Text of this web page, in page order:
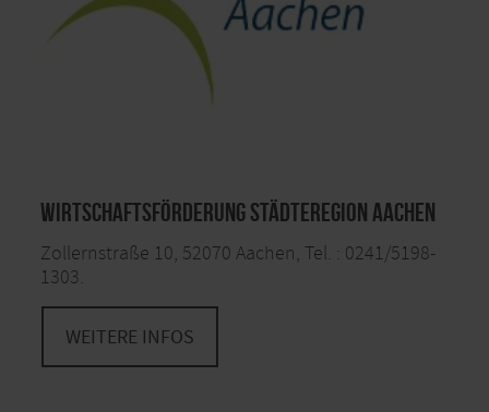
Wirtschaftsförderung StädteRegion Aachen
Zollernstraße 10, 52070 Aachen, Tel. : 0241/5198-
1303.
WEITERE INFOS